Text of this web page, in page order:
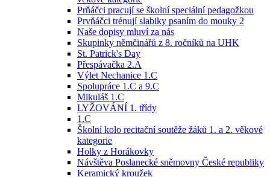
Prňáčci pracují se školní speciální pedagožkou
Prvňáčci trénují slabiky psaním do mouky 2
Naše dopisy mluví za nás
Skupinky němčinářů z 8. ročníků na UHK
St. Patrick's Day
Přespávačka 2.A
Výlet Nechanice 1.C
Spolupráce 1.C a 9.C
Mikuláš 1.C
LYŽOVÁNÍ 1. třídy
1.C
Školní kolo recitační soutěže žáků 1. a 2. věkové
kategorie
Holky z Horákovky
Návštěva Poslanecké sněmovny České republiky
Keramický kroužek